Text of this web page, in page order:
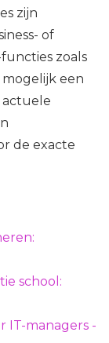
zijn
of
zoals
een
actuele
de exacte
school:
IT-managers -